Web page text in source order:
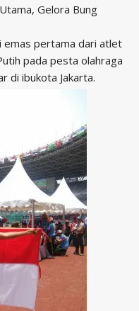
Gelora Bung
emas pertama dari atlet
pada pesta olahraga
di ibukota Jakarta.